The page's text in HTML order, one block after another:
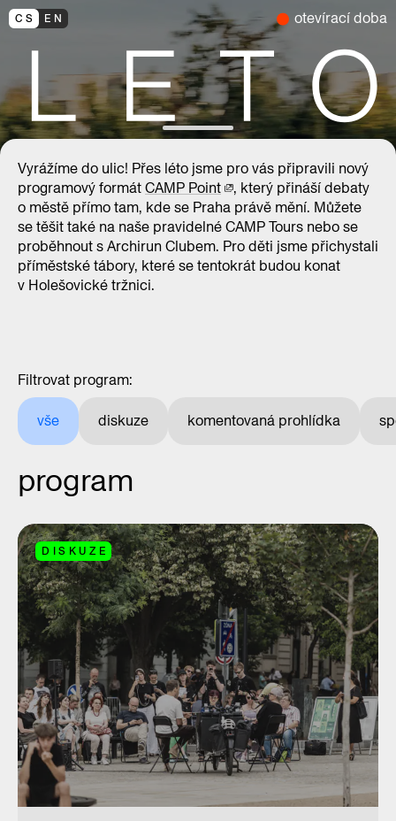
CS EN otevírací doba
Vyrážíme do ulic! Přes léto jsme pro vás připravili nový
programový formátCAMP Point
, který přináší debaty
o městě přímo tam, kde se Praha právě mění. Můžete
se těšit také na naše pravidelné CAMP Tours nebo se
proběhnout s Archirun Clubem. Pro děti jsme přichystali
příměstské tábory, které se tentokrát budou konat
v Holešovické tržnici.
Filtrovat program:
vše
diskuze komentovaná prohlídka
program
DISKUZE